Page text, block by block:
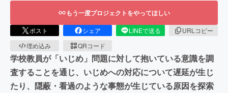
もう一度プロジェクトをやってほしい
ポスト シェア LINEで送る
URLコピー
埋め込み
QRコード
学校教員が「いじめ」問題に対して抱いている意識を調
査することを通じ、いじめへの対応について遅延が生じ
たり、隠蔽・看過のような事態が生じている原因を探索